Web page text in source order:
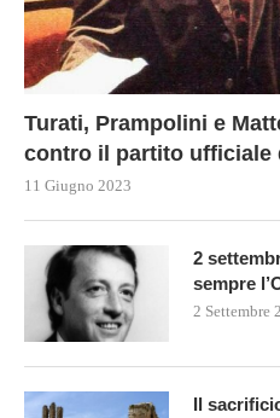
Turati, Prampolini e
contro il partito ufficiale
11 Giugno 2023
2
sempre
2 Settembre
Il